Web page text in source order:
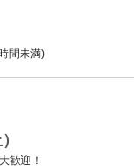
間未満)
歓迎！